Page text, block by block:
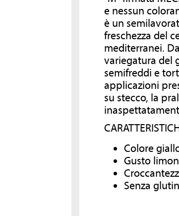
COMPANY
Dal 1984 MEC3 è sinonimo di
eccellenza, ricerca e creatività
preparazione di ingredienti e
semilavorati per la gelateria
artigianale e la pasticceria.
Un’azienda che, grazie alla cura e
passione per il mondo del
italiano, è diventata il leader
per le aziende di settore con un
obiettivo: diffondere l’arte delle
SCOPRI DI PIÙ
RICETTARI
Consulta i nostri ricettari per scoprire altri
prodotti che possono arricchire la tua
SCOPRI DI PIÙ
e nessun
è un
freschezza del
mediterranei.
variegatura del
semifreddi e
applicazioni
su stecco, la
Colore
Gusto
Senza